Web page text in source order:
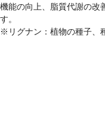
機能の向上、脂質代謝の改
す。
※リグナン：植物の種子、